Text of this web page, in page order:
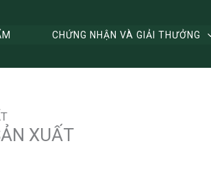
CHỨNG NHẬN VÀ GIẢI THƯỞNG
XUẤT